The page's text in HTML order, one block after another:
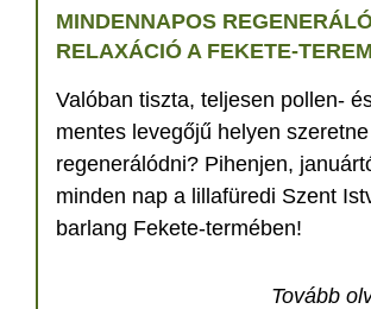
MINDENNAPOS
RELAXÁCIÓ A FEKETE-
Valóban tiszta, teljesen pollen-
mentes levegőjű helyen szeretne
regenerálódni? Pihenjen,
minden nap a lillafüredi Szent
barlang Fekete-termében!
Tovább